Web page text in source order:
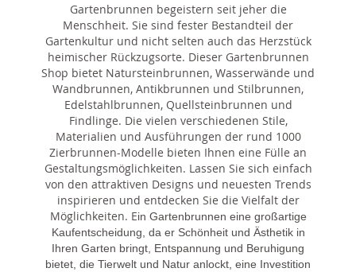
Gartenbrunnen begeistern seit jeher die
Menschheit. Sie sind fester Bestandteil der
Gartenkultur und nicht selten auch das Herzstück
heimischer Rückzugsorte. Dieser Gartenbrunnen
Shop bietet Natursteinbrunnen, Wasserwände und
Wandbrunnen, Antikbrunnen und Stilbrunnen,
Edelstahlbrunnen, Quellsteinbrunnen und
Findlinge. Die vielen verschiedenen Stile,
Materialien und Ausführungen der rund 1000
Zierbrunnen-Modelle bieten Ihnen eine Fülle an
Gestaltungsmöglichkeiten. Lassen Sie sich einfach
von den attraktiven Designs und neuesten Trends
inspirieren und entdecken Sie die Vielfalt der
Möglichkeiten. Ein Gartenbrunnen eine großartige
Kaufentscheidung, da er Schönheit und Ästhetik in
Ihren Garten bringt, Entspannung und Beruhigung
bietet, die Tierwelt und Natur anlockt, eine Investition